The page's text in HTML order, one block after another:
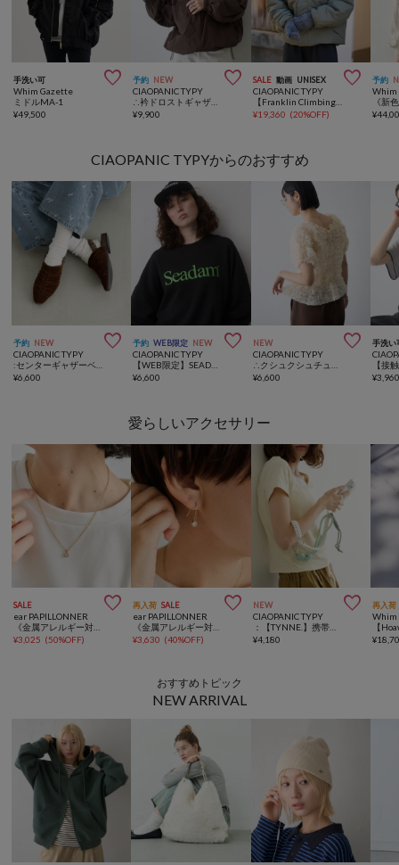
手洗い可 
Whim Gazette
ミドルMA-1
¥49,500
予約 NEW 
CIAOPANIC TYPY
¥9,900
SALE 動画 UNISEX 
CIAOPANIC TYPY
【Franklin Climbing】蓄熱中綿/防寒/ショートブロックモンスターパーカー
¥19,360 (20%OFF)
予約
Whim
¥
CIAOPANIC TYPYからのおすすめ
予約 NEW 
CIAOPANIC TYPY
¥6,600
予約 WEB限定 NEW 
CIAOPANIC TYPY
¥6,600
NEW 
CIAOPANIC TYPY
¥6,600
手洗い
¥
愛らしいアクセサリー
SALE 
ear PAPILLONNER
¥3,025 (50%OFF)
再入荷 SALE 
ear PAPILLONNER
¥3,630 (40%OFF)
NEW 
CIAOPANIC TYPY
：【TYNNE.】携帯ショルダー/ボトルホルダーマルチウェイショルダーストラップ
¥4,180
再入荷
Whim
¥
おすすめトピック
NEW ARRIVAL